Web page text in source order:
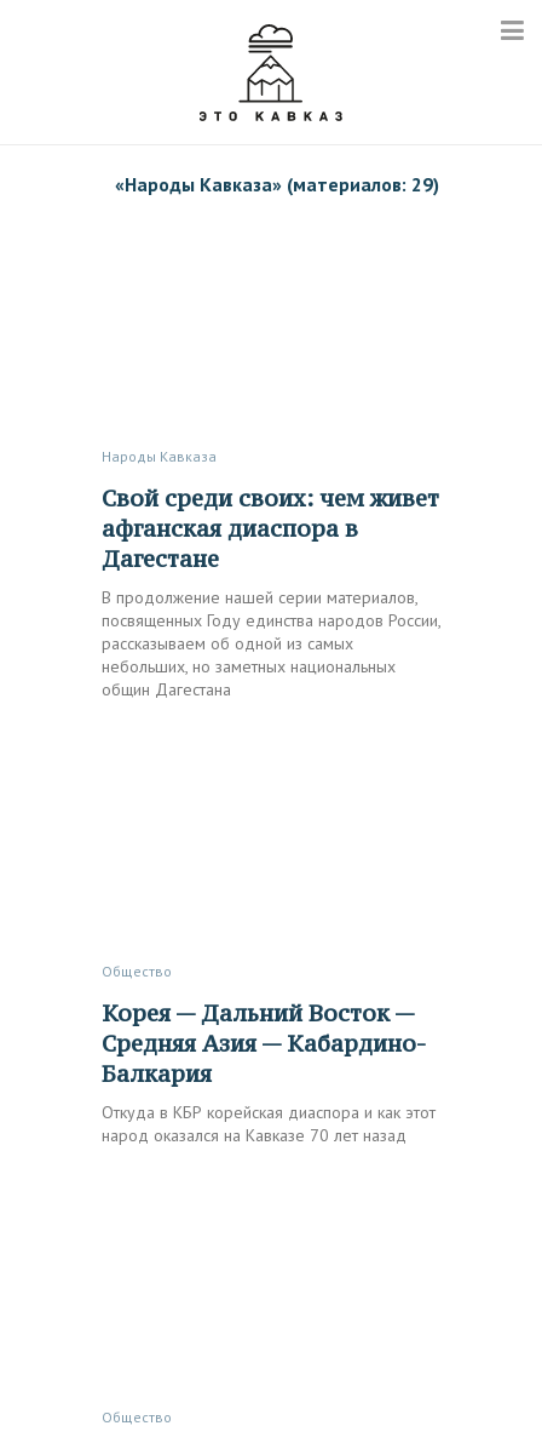
«Народы Кавказа» (материалов: 29)
Народы Кавказа
Свой среди своих: чем живет
афганская диаспора в
Дагестане
В продолжение нашей серии материалов,
посвященных Году единства народов России,
рассказываем об одной из самых
небольших, но заметных национальных
общин Дагестана
Общество
Корея — Дальний Восток —
Средняя Азия — Кабардино-
Балкария
Откуда в КБР корейская диаспора и как этот
народ оказался на Кавказе 70 лет назад
Общество